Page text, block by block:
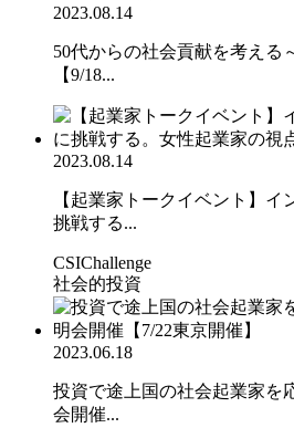
2023.08.14
50代からの社会貢献を考える
【9/18...
2023.08.14
【起業家トークイベント】イ
挑戦する...
CSIChallenge
社会的投資
2023.06.18
投資で途上国の社会起業家を
会開催...